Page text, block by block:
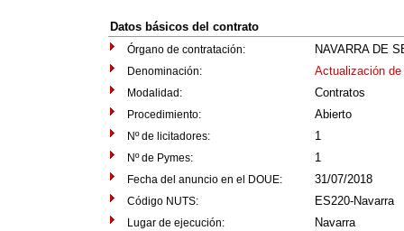
Datos básicos del contrato
Órgano de contratación: NAVARRA DE
Denominación: Actualización
Modalidad: Contratos
Procedimiento: Abierto
Nº de licitadores: 1
Nº de Pymes: 1
Fecha del anuncio en el DOUE: 31/07/2018
Código NUTS: ES220-Navarra
Lugar de ejecución: Navarra